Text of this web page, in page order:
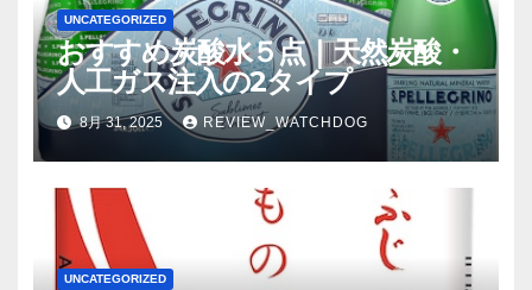
UNCATEGORIZED
おすすめ炭酸水５点｜天然炭酸・
人工ガス注入の2タイプ
8月 31, 2025 REVIEW_WATCHDOG
UNCATEGORIZED